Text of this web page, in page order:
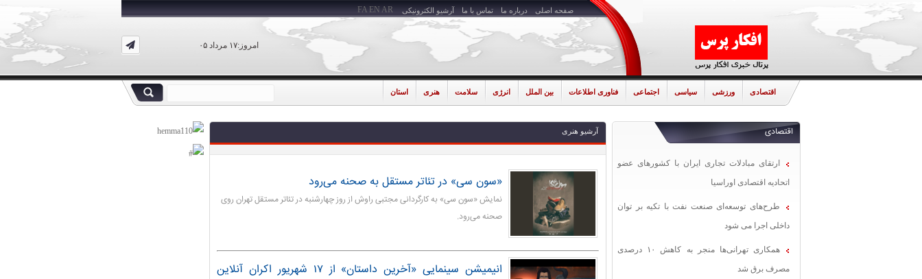
صفحه اصلی درباره ما تماس با ما آرشیو الکترونیکی
امروز:۱۷ مرداد ۰۵
FA EN AR
اقتصادی ورزشی سیاسی اجتماعی فناوری اطلاعات بین الملل انرژی سلامت هنری استان
اقتصادی
ارتقای مبادلات تجاری ایران با کشورهای عضو
اتحادیه اقتصادی اوراسیا
طرح‌های توسعه‌ای صنعت نفت با تکیه بر توان
داخلی اجرا می شود
همکاری تهرانی‌ها منجر به کاهش ۱۰ درصدی
مصرف برق شد
آرشیو هنری
«سون سی» در تئاتر مستقل به صحنه می‌رود
نمایش «سون سی» به کارگردانی مجتبی راوش از روز چهارشنبه در تئاتر مستقل تهران روی
صحنه می‌رود.
انیمیشن سینمایی «آخرین داستان» از ۱۷ شهریور اکران آنلاین